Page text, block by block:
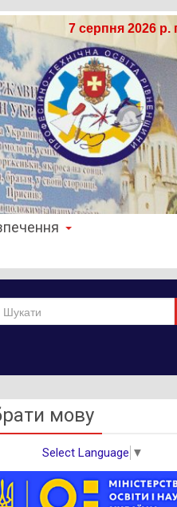
7 серпня 2026 р.
мову
Select Language ▼